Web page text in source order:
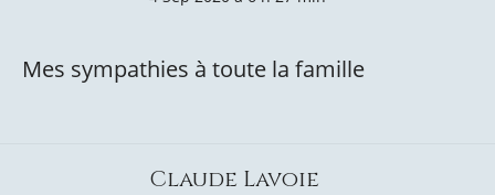
Mes sympathies à toute la famille
Claude Lavoie